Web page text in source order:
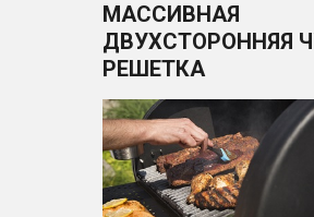
МАССИВНАЯ
ДВУХСТОРОННЯЯ
РЕШЕТКА